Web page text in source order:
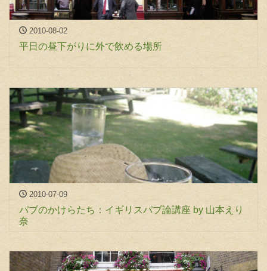
2010-08-02
平日の昼下がりに外で飲める場所
2010-07-09
パブのかけらたち：イギリスパブ論講座 by 山本えり
奈